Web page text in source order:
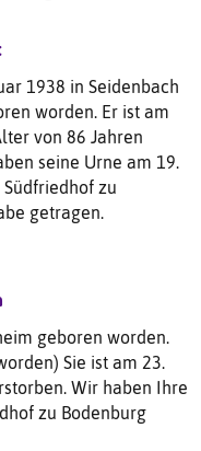
1938 in Seidenbach
worden. Er ist am
von 86 Jahren
seine Urne am 19.
zu
getragen.
geboren worden.
Sie ist am 23.
Wir haben Ihre
zu Bodenburg